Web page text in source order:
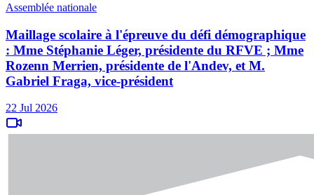
Assemblée nationale
Maillage scolaire à l'épreuve du défi démographique
: Mme Stéphanie Léger, présidente du RFVE ; Mme
Rozenn Merrien, présidente de l'Andev, et M.
Gabriel Fraga, vice-président
22 Jul 2026